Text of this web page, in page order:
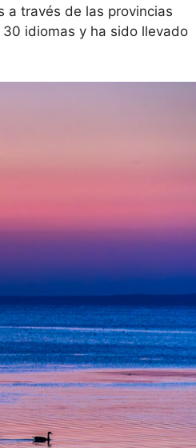
a través de las provincias
idiomas y ha sido llevado